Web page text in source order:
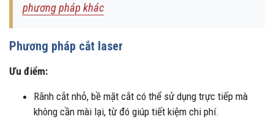
phương pháp khác
Phương pháp cắt laser
Ưu điểm:
Rãnh cắt nhỏ, bề mặt cắt có thể sử dụng trực tiếp mà
không cần mài lại, từ đó giúp tiết kiệm chi phí.